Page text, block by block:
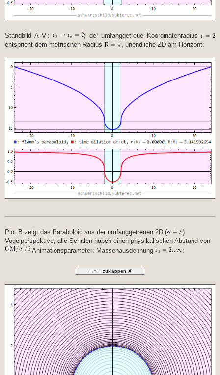
Standbild A-Ⅴ:
; der umfanggetreue Koordinatenradius
entspricht dem metrischen Radius
, unendliche ZD am Horizont:
Plot B zeigt das Paraboloid aus der umfanggetreuen 2D (
)
Vogelperspektive; alle Schalen haben einen physikalischen Abstand von
Animationsparameter: Massenausdehnung
: